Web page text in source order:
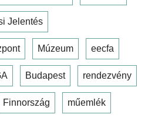
Jelentés
Múzeum eecfa
Budapest rendezvény
Finnország műemlék